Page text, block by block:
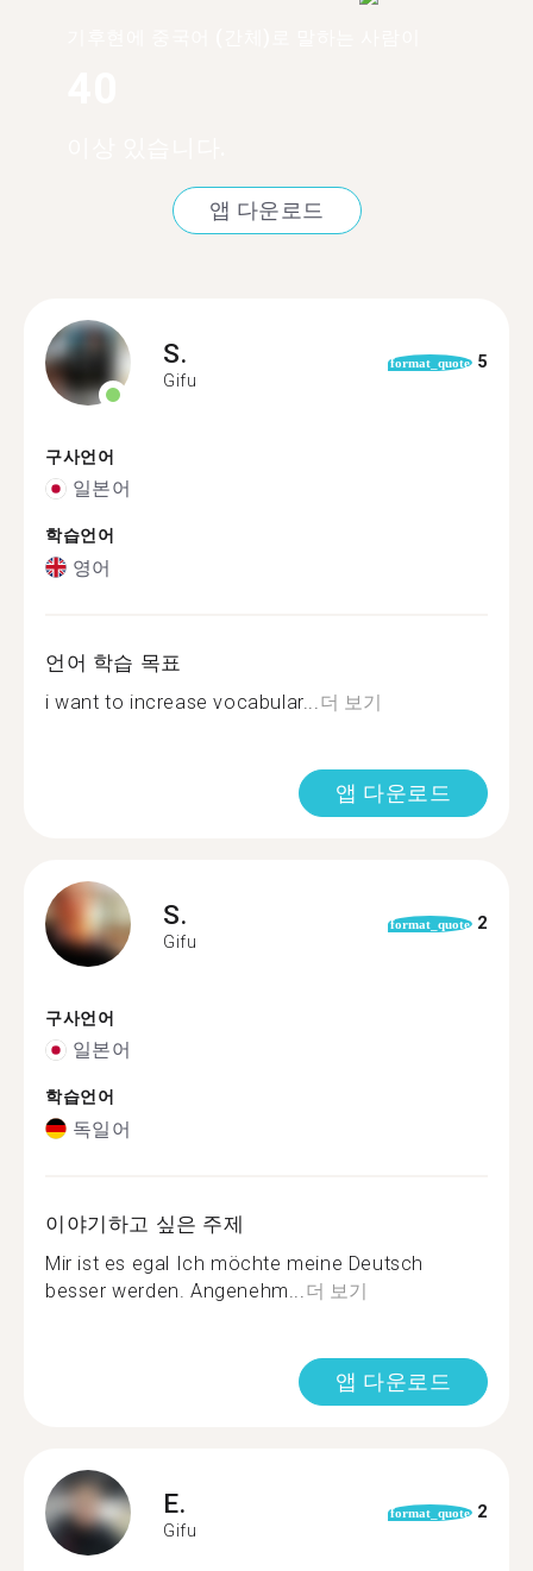
앱 다운로드
S.
Gifu
format_quote 5
구사언어
일본어
학습언어
영어
언어 학습 목표
i want to increase vocabular... 더 보기
앱 다운로드
S.
Gifu
format_quote 2
구사언어
일본어
학습언어
독일어
이야기하고 싶은 주제
Mir ist es egal Ich möchte meine Deutsch
besser werden. Angenehm... 더 보기
앱 다운로드
E.
Gifu
format_quote 2